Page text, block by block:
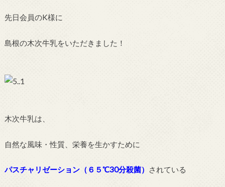
先日会員のK様に
島根の木次牛乳をいただきました！
木次牛乳は、
自然な風味・性質、栄養を生かすために
パスチャリゼーション（６５℃30分殺菌） されている